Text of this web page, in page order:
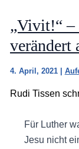
„Vivit!“ –
verändert
4. April, 2021
Rudi Tissen
Für Luther
Jesu nicht